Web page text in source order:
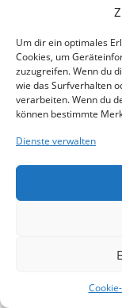
Um dir ein optimales
Cookies, um
zuzugreifen. Wenn du
wie das Surfverhalten
verarbeiten. Wenn du
können bestimmte
Dienste verwalten